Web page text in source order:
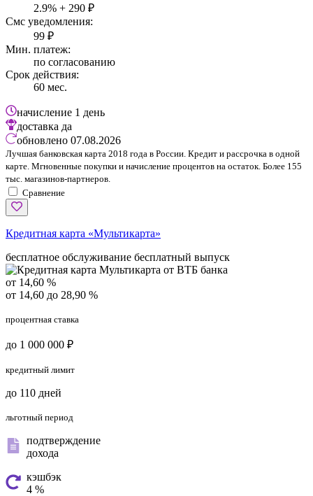
2.9% + 290 ₽
Смс уведомления:
99 ₽
Мин. платеж:
по согласованию
Срок действия:
60 мес.
начисление 1 день
доставка да
обновлено 07.08.2026
Лучшая банковская карта 2018 года в России. Кредит и рассрочка в одной
карте. Мгновенные покупки и начисление процентов на остаток. Более 155
тыс. магазинов-партнеров.
Сравнение
Кредитная карта «Мультикарта»
бесплатное обслуживание бесплатный выпуск
от 14,60 %
от 14,60 до 28,90 %
процентная ставка
до 1 000 000 ₽
кредитный лимит
до 110 дней
льготный период
подтверждение
дохода
кэшбэк
4 %